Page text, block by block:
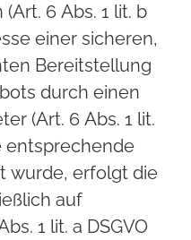
6 Abs. 1 lit. b
einer sicheren,
Bereitstellung
durch einen
(Art. 6 Abs. 1 lit.
entsprechende
wurde, erfolgt die
auf
1 lit. a DSGVO